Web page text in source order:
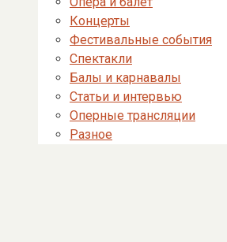
Концерты
Фестивальные события
Спектакли
Балы и карнавалы
Статьи и интервью
Оперные трансляции
Разное